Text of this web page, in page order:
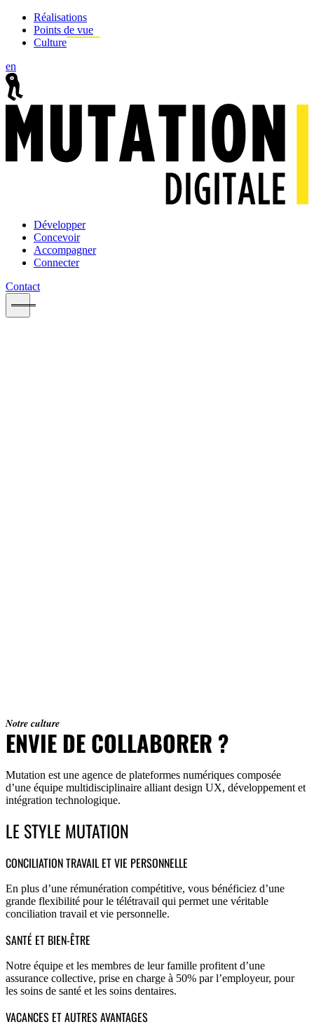
Réalisations
Points de vue
Culture
en
Développer
Concevoir
Accompagner
Connecter
Contact
Notre culture
ENVIE DE COLLABORER ?
Mutation est une agence de plateformes numériques composée
d’une équipe multidisciplinaire alliant design UX, développement et
intégration technologique.
LE STYLE MUTATION
CONCILIATION TRAVAIL ET VIE PERSONNELLE
En plus d’une rémunération compétitive, vous bénéficiez d’une
grande flexibilité pour le télétravail qui permet une véritable
conciliation travail et vie personnelle.
SANTÉ ET BIEN-ÊTRE
Notre équipe et les membres de leur famille profitent d’une
assurance collective, prise en charge à 50% par l’employeur, pour
les soins de santé et les soins dentaires.
VACANCES ET AUTRES AVANTAGES